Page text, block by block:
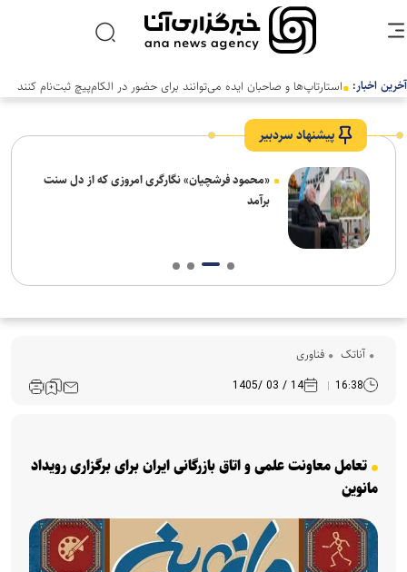
آخرین اخبار: استارتاپ‌ها و صاحبان ایده می‌توانند برای حضور در الکام‌پیچ ثبت‌نام کنند
پیشنهاد سردبیر
«محمود فرشچیان» نگارگری امروزی که از دل سنت
برآمد
آناتک فناوری
16:38
14 / 03 /1405
تعامل معاونت علمی و اتاق بازرگانی ایران برای برگزاری رویداد
مانوین